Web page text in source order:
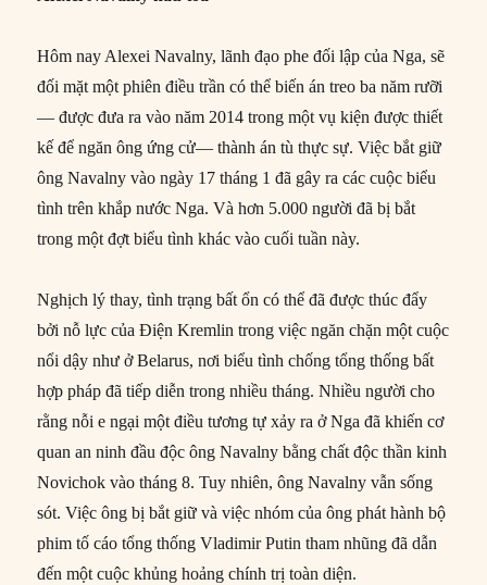
Hôm nay Alexei Navalny, lãnh đạo phe đối lập của Nga, sẽ
đối mặt một phiên điều trần có thể biến án treo ba năm rưỡi
— được đưa ra vào năm 2014 trong một vụ kiện được thiết
kế để ngăn ông ứng cử— thành án tù thực sự. Việc bắt giữ
ông Navalny vào ngày 17 tháng 1 đã gây ra các cuộc biểu
tình trên khắp nước Nga. Và hơn 5.000 người đã bị bắt
trong một đợt biểu tình khác vào cuối tuần này.
Nghịch lý thay, tình trạng bất ổn có thể đã được thúc đẩy
bởi nỗ lực của Điện Kremlin trong việc ngăn chặn một cuộc
nổi dậy như ở Belarus, nơi biểu tình chống tổng thống bất
hợp pháp đã tiếp diễn trong nhiều tháng. Nhiều người cho
rằng nỗi e ngại một điều tương tự xảy ra ở Nga đã khiến cơ
quan an ninh đầu độc ông Navalny bằng chất độc thần kinh
Novichok vào tháng 8. Tuy nhiên, ông Navalny vẫn sống
sót. Việc ông bị bắt giữ và việc nhóm của ông phát hành bộ
phim tố cáo tổng thống Vladimir Putin tham nhũng đã dẫn
đến một cuộc khủng hoảng chính trị toàn diện.